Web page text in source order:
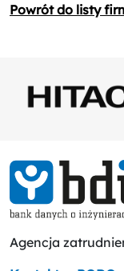
Powrót do listy
Agencja